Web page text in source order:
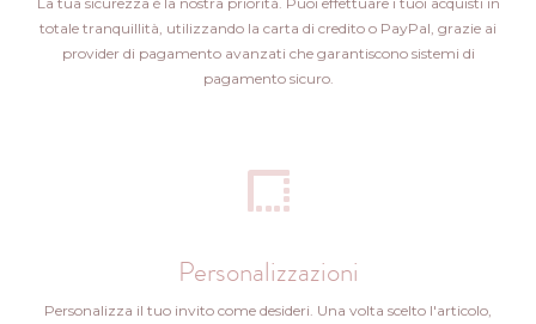
totale tranquillità, utilizzando la carta di credito o PayPal, grazie ai
provider di pagamento avanzati che garantiscono sistemi di
pagamento sicuro.
Personalizzazioni
Personalizza il tuo invito come desideri. Una volta scelto l'articolo,